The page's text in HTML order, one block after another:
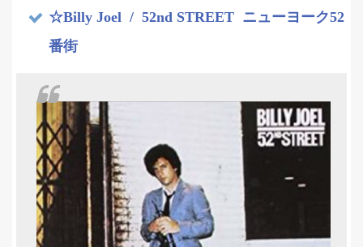
☆Billy Joel / 52nd STREET ニューヨーク52
番街